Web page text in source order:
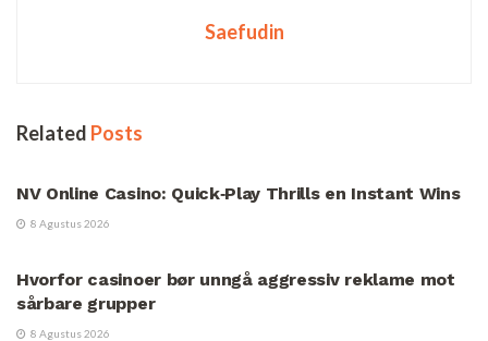
Saefudin
Related Posts
NV Online Casino: Quick‑Play Thrills en Instant Wins
8 Agustus 2026
Hvorfor casinoer bør unngå aggressiv reklame mot
sårbare grupper
8 Agustus 2026